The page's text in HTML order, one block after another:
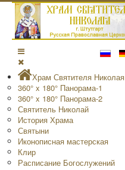
Храм Святителя Николая
360° x 180° Панорама-1
360° x 180° Панорама-2
Святитель Николай
История Храма
Святыни
Иконописная мастерская
Клир
Расписание Богослужений